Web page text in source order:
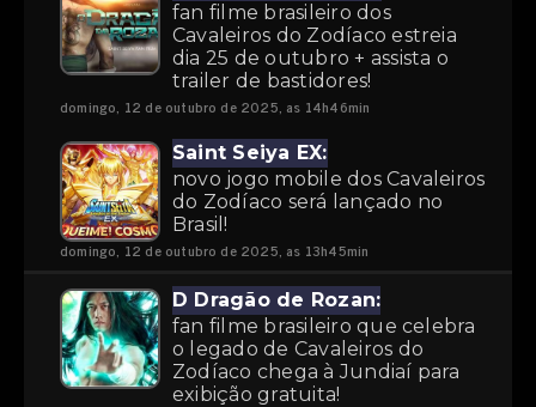
fan filme brasileiro dos
Cavaleiros do Zodíaco estreia
dia 25 de outubro + assista o
trailer de bastidores!
domingo, 12 de outubro de 2025, as 14h46min
Saint Seiya EX:
novo jogo mobile dos Cavaleiros
do Zodíaco será lançado no
Brasil!
domingo, 12 de outubro de 2025, as 13h45min
D Dragão de Rozan:
fan filme brasileiro que celebra
o legado de Cavaleiros do
Zodíaco chega à Jundiaí para
exibição gratuita!